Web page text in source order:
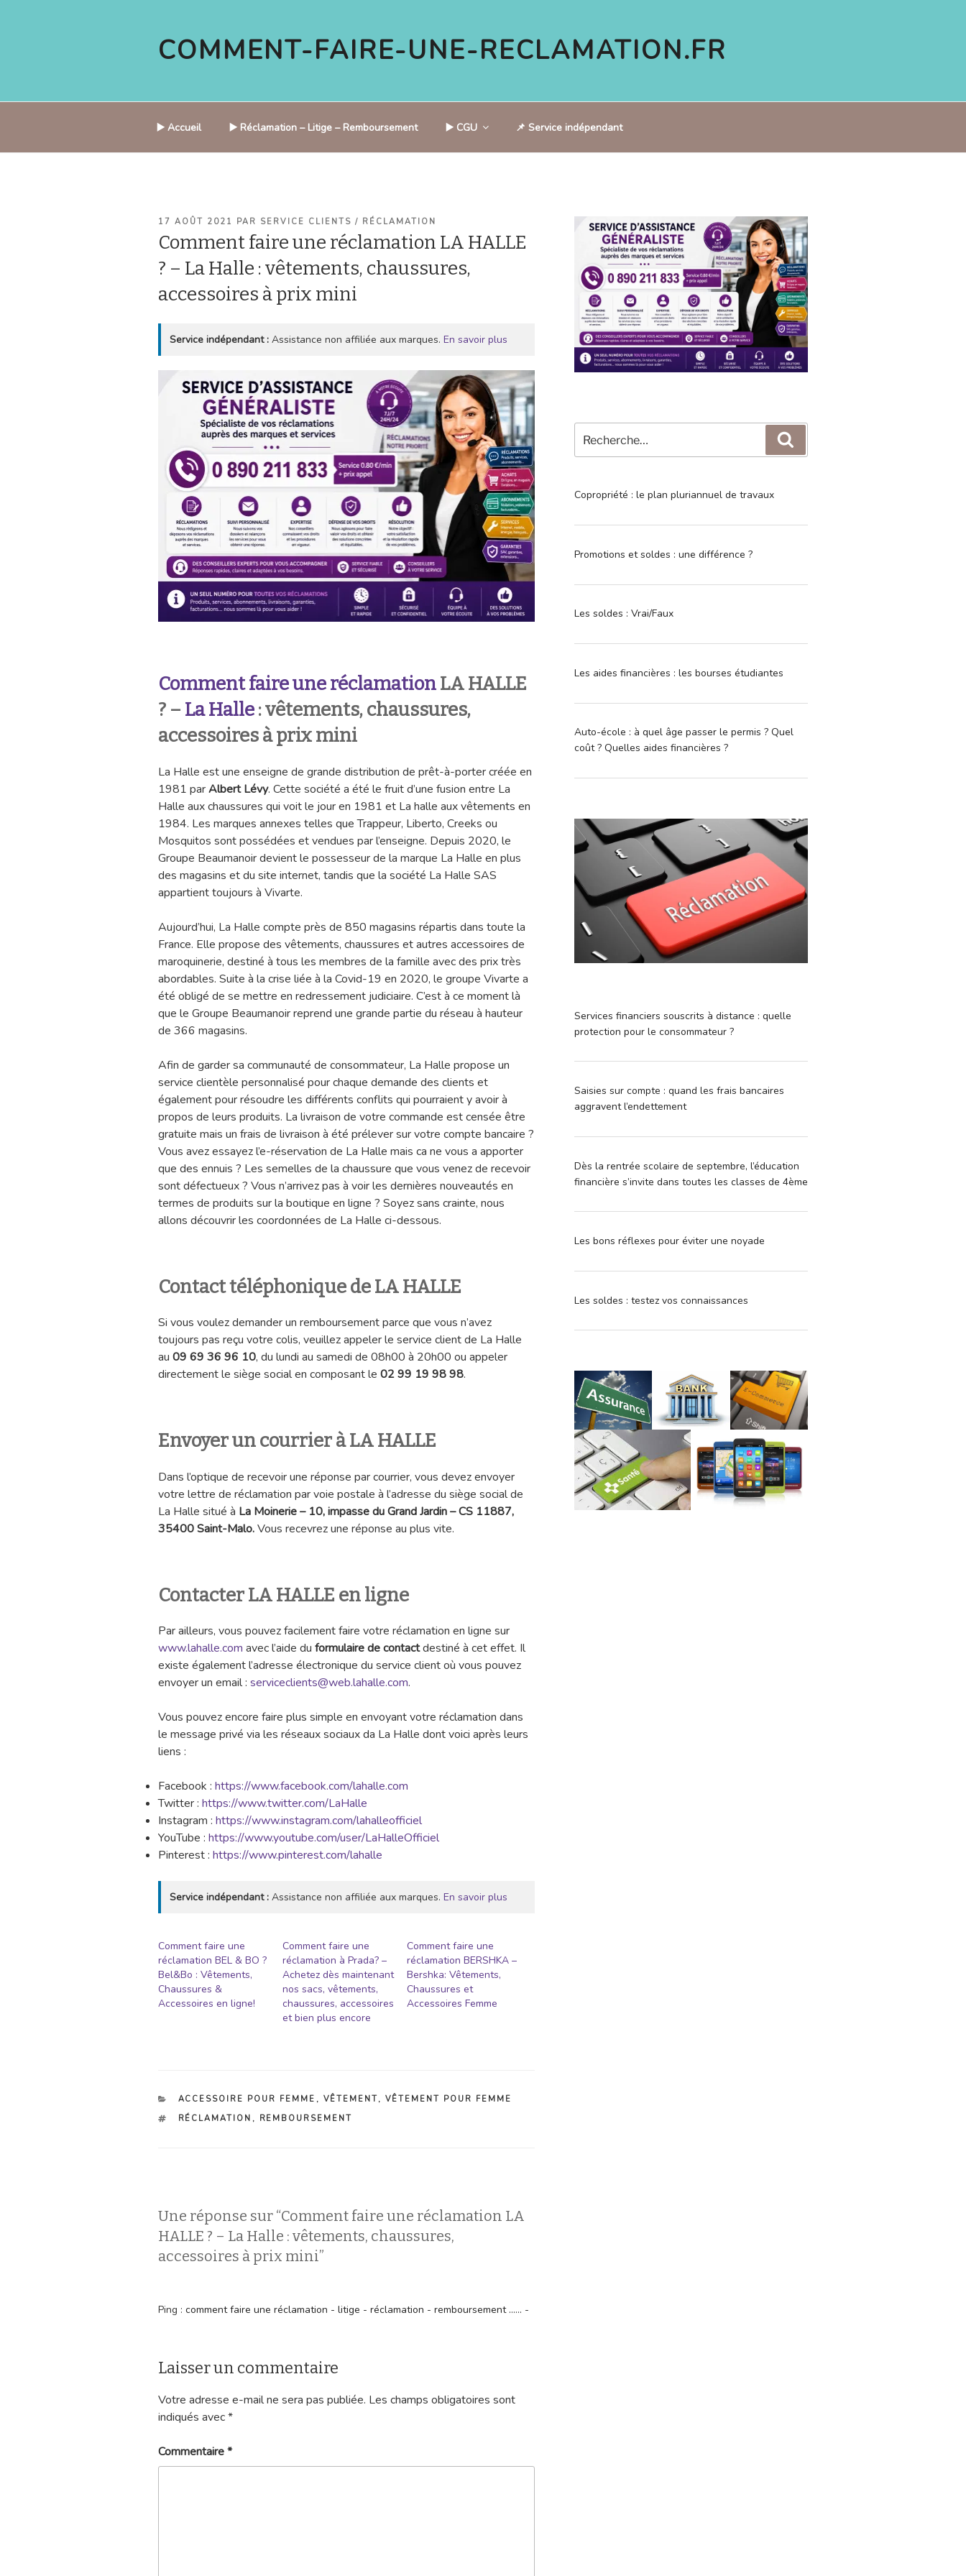
COMMENT-FAIRE-UNE-RECLAMATION.FR
▶️ Accueil ▶️ Réclamation – Litige – Remboursement ▶️ CGU 📌 Service indépendant
PUBLIÉ
17 AOÛT 2021 PAR SERVICE CLIENTS / RÉCLAMATION
Comment faire une réclamation LA HALLE
? – La Halle : vêtements, chaussures,
accessoires à prix mini
Service indépendant : Assistance non affiliée aux marques. En savoir plus
Comment faire une réclamationLA HALLE
? – La Halle: vêtements, chaussures,
accessoires à prix mini
La Halle est une enseigne de grande distribution de prêt-à-porter créée en
1981 parAlbert Lévy. Cette société a été le fruit d’une fusion entre La
Halle aux chaussures qui voit le jour en 1981 et La halle aux vêtements en
1984. Les marques annexes telles que Trappeur, Liberto, Creeks ou
Mosquitos sont possédées et vendues par l’enseigne. Depuis 2020, le
Groupe Beaumanoir devient le possesseur de la marque La Halle en plus
des magasins et du site internet, tandis que la société La Halle SAS
appartient toujours à Vivarte.
Aujourd’hui, La Halle compte près de 850 magasins répartis dans toute la
France. Elle propose des vêtements, chaussures et autres accessoires de
maroquinerie, destiné à tous les membres de la famille avec des prix très
abordables. Suite à la crise liée à la Covid-19 en 2020, le groupe Vivarte a
été obligé de se mettre en redressement judiciaire. C’est à ce moment là
que le Groupe Beaumanoir reprend une grande partie du réseau à hauteur
de 366 magasins.
Afin de garder sa communauté de consommateur, La Halle propose un
service clientèle personnalisé pour chaque demande des clients et
également pour résoudre les différents conflits qui pourraient y avoir à
propos de leurs produits. La livraison de votre commande est censée être
gratuite mais un frais de livraison à été prélever sur votre compte bancaire ?
Vous avez essayez l’e-réservation de La Halle mais ca ne vous a apporter
que des ennuis ? Les semelles de la chaussure que vous venez de recevoir
sont défectueux ? Vous n’arrivez pas à voir les dernières nouveautés en
termes de produits sur la boutique en ligne ? Soyez sans crainte, nous
allons découvrir les coordonnées de La Halle ci-dessous.
Contact téléphonique de LA HALLE
Si vous voulez demander un remboursement parce que vous n’avez
toujours pas reçu votre colis, veuillez appeler le service client de La Halle
au 09 69 36 96 10, du lundi au samedi de 08h00 à 20h00 ou appeler
directement le siège social en composant le 02 99 19 98 98.
Envoyer un courrier à LA HALLE
Dans l’optique de recevoir une réponse par courrier, vous devez envoyer
votre lettre de réclamation par voie postale à l’adresse du siège social de
La Halle situé à La Moinerie – 10, impasse du Grand Jardin – CS 11887,
35400 Saint-Malo.Vous recevrez une réponse au plus vite.
Contacter LA HALLE en ligne
Par ailleurs, vous pouvez facilement faire votre réclamation en ligne sur
www.lahalle.com avec l’aide du formulaire de contactdestiné à cet effet. Il
existe également l’adresse électronique du service client où vous pouvez
envoyer un email : serviceclients@web.lahalle.com.
Vous pouvez encore faire plus simple en envoyant votre réclamation dans
le message privé via les réseaux sociaux da La Halle dont voici après leurs
liens :
Facebook : https://www.facebook.com/lahalle.com
Twitter : https://www.twitter.com/LaHalle
Instagram : https://www.instagram.com/lahalleofficiel
YouTube : https://www.youtube.com/user/LaHalleOfficiel
Pinterest : https://www.pinterest.com/lahalle
Service indépendant : Assistance non affiliée aux marques. En savoir plus
Comment faire une
réclamation BEL & BO ?
Bel&Bo : Vêtements,
Chaussures &
Accessoires en ligne!
Comment faire une
réclamation à Prada? –
Achetez dès maintenant
nos sacs, vêtements,
chaussures, accessoires
et bien plus encore
Comment faire une
réclamation BERSHKA –
Bershka: Vêtements,
Chaussures et
Accessoires Femme
CATÉGORIES
ACCESSOIRE POUR FEMME , VÊTEMENT, VÊTEMENT POUR FEMME
ÉTIQUETTES
RÉCLAMATION , REMBOURSEMENT
Une réponse sur “Comment faire une réclamation LA
HALLE ? – La Halle : vêtements, chaussures,
accessoires à prix mini”
Ping : comment faire une réclamation - litige - réclamation - remboursement ...... -
Laisser un commentaire
Votre adresse e-mail ne sera pas publiée. Les champs obligatoires sont
indiqués avec*
Commentaire*
pour
:
Copropriété : le plan pluriannuel de travaux
Promotions et soldes : une différence ?
Les soldes : Vrai/Faux
Les aides financières : les bourses étudiantes
Auto-école : à quel âge passer le permis ? Quel
coût ? Quelles aides financières ?
Services financiers souscrits à distance : quelle
protection pour le consommateur ?
Saisies sur compte : quand les frais bancaires
aggravent l’endettement
Dès la rentrée scolaire de septembre, l’éducation
financière s’invite dans toutes les classes de 4ème
Les bons réflexes pour éviter une noyade
Les soldes : testez vos connaissances